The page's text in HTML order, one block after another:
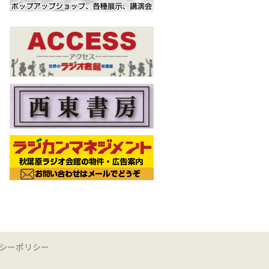
ーポリシー